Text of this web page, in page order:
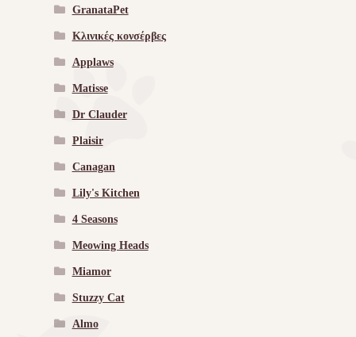
GranataPet
Κλινικές κονσέρβες
Applaws
Matisse
Dr Clauder
Plaisir
Canagan
Lily's Kitchen
4 Seasons
Meowing Heads
Miamor
Stuzzy Cat
Almo